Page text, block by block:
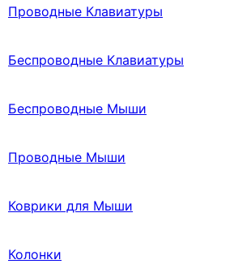
Проводные Клавиатуры
Беспроводные Клавиатуры
Беспроводные Мыши
Проводные Мыши
Коврики для Мыши
Колонки